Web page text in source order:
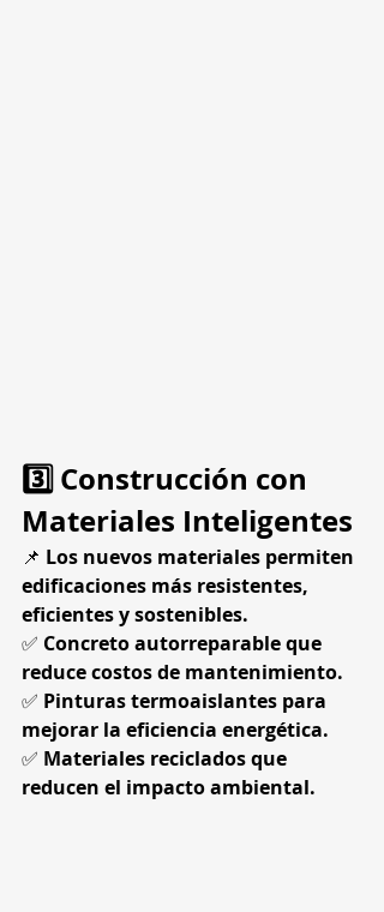
3️⃣ Construcción con
Materiales Inteligentes
📌 Los nuevos materiales permiten
edificaciones más resistentes,
eficientes y sostenibles.
✅ Concreto autorreparable que
reduce costos de mantenimiento.
✅ Pinturas termoaislantes para
mejorar la eficiencia energética.
✅ Materiales reciclados que
reducen el impacto ambiental.